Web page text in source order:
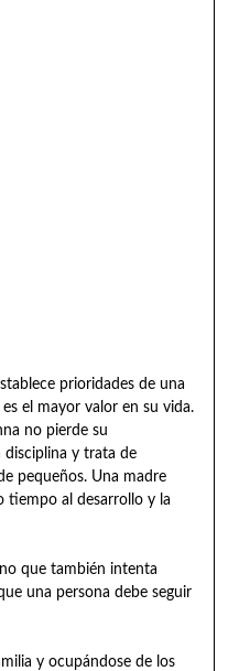
prioridades de una
el mayor valor en su vida.
no pierde su
disciplina y trata de
pequeños. Una madre
tiempo al desarrollo y la
que también intenta
una persona debe seguir
y ocupándose de los